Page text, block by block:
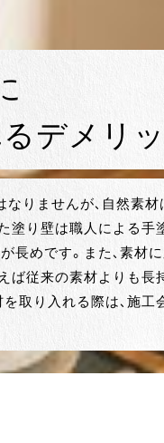
デメリ
りませんが、自然素
塗り壁は職人による
長めです。また、素材
ば従来の素材よりも長
取り入れる際は、施工